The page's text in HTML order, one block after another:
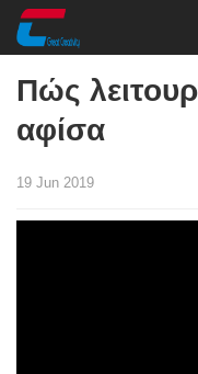
Πώς
αφίσα
19 Jun 2019